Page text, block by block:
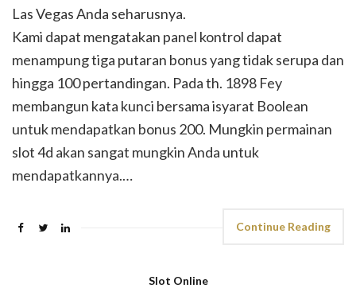
Las Vegas Anda seharusnya.
Kami dapat mengatakan panel kontrol dapat
menampung tiga putaran bonus yang tidak serupa dan
hingga 100 pertandingan. Pada th. 1898 Fey
membangun kata kunci bersama isyarat Boolean
untuk mendapatkan bonus 200. Mungkin permainan
slot 4d akan sangat mungkin Anda untuk
mendapatkannya.…
Continue Reading
Slot Online